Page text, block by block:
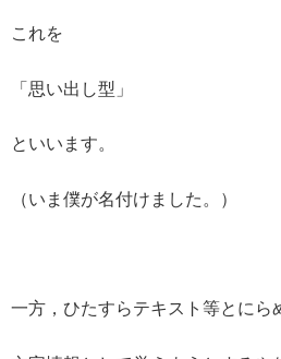
これを
「思い出し型」
といいます。
（いま僕が名付けました。）
一方，ひたすらテキスト等とにら